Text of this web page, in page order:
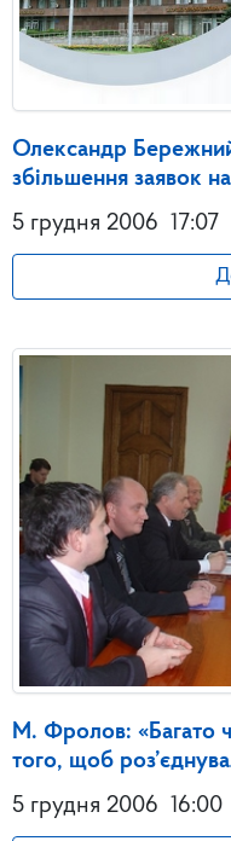
Олександр
збільшення заявок
5 грудня 2006
17:07
М. Фролов: «Багато
того, щоб
5 грудня 2006 16:00